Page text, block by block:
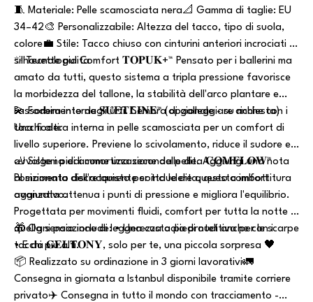
🧵 Materiale: Pelle scamosciata nera📐 Gamma di taglie: EU
34–42🎨 Personalizzabile: Altezza del tacco, tipo di suola,
colore💼 Stile: Tacco chiuso con cinturini anteriori incrociati e
silhouette pulita
✨ Tecnologia Comfort 𝐓𝐎𝐏𝐔𝐊+™ Pensato per i ballerini ma
amato da tutti, questo sistema a tripla pressione favorisce
la morbidezza del tallone, la stabilità dell'arco plantare e
l'assorbimento degli urti. Sembra di galleggiare anche con i
tacchi alti.
💫 Fodera interna 𝐒𝐔̈𝐄𝐓𝐋𝐈̇𝐍𝐄™ (opzionale - su richiesta)
Una fodera interna in pelle scamosciata per un comfort di
livello superiore. Previene lo scivolamento, riduce il sudore e
avvolge i piedi come una seconda pelle. Aggiungi una nota
al momento dell'acquisto per includere questo comfort
aggiuntivo.
🦶 Sistema di ammortizzazione delle dita 𝐂𝐎𝐌𝐅𝐋𝐎𝐖™
Posizionata discretamente sotto le dita, questa imbottitura
avanzata attenua i punti di pressione e migliora l'equilibrio.
Progettata per movimenti fluidi, comfort per tutta la notte e
quella sensazione di leggerezza a piedi nudi anche con i
tacchi più alti.
🎁 Ogni paio include: • Una custodia protettiva per le scarpe
• E da 𝐆𝐄𝐋𝐓𝐎𝐍𝐘, solo per te, una piccola sorpresa 🖤
📦 Realizzato su ordinazione in 3 giorni lavorativi🚛
Consegna in giornata a Istanbul disponibile tramite corriere
privato✈️ Consegna in tutto il mondo con tracciamento -